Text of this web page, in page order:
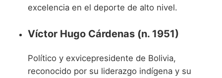
excelencia en el deporte de alto nivel.
Víctor Hugo Cárdenas (n. 1951)
Político y exvicepresidente de Bolivia,
reconocido por su liderazgo indígena y su